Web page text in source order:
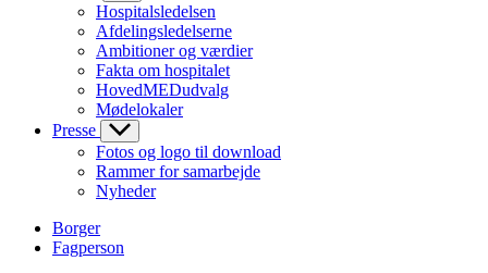
Hospitalsledelsen
Afdelingsledelserne
Ambitioner og værdier
Fakta om hospitalet
HovedMEDudvalg
Mødelokaler
Presse
Fotos og logo til download
Rammer for samarbejde
Nyheder
Borger
Fagperson